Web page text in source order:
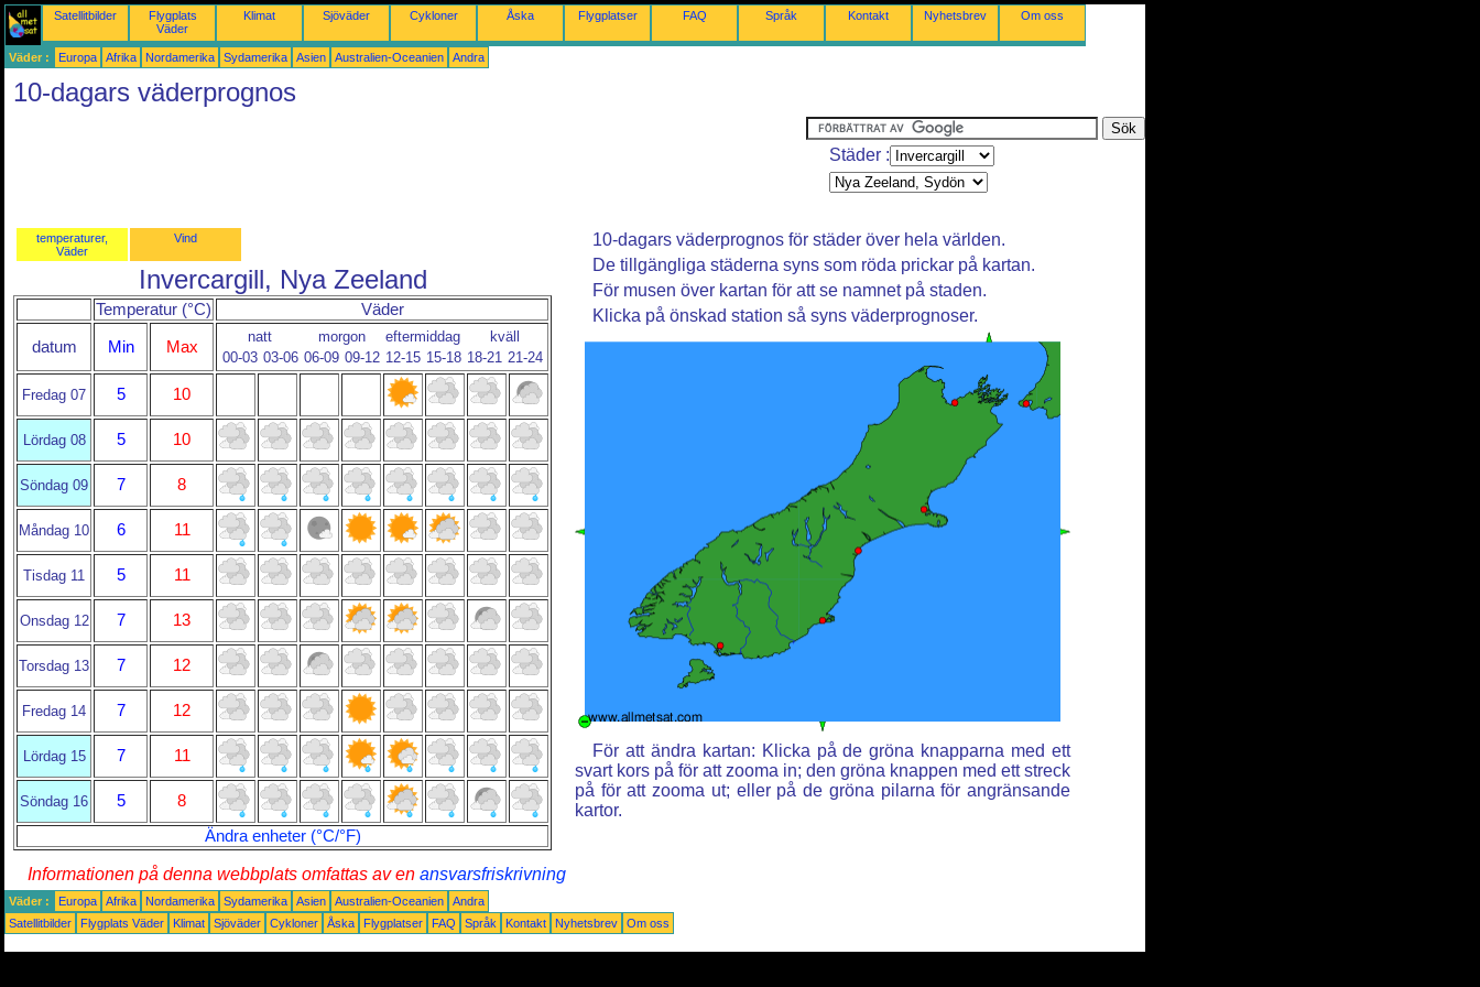
Satellitbilder
Flygplats
Väder
Klimat Sjöväder Cykloner Åska Flygplatser FAQ Språk Kontakt Nyhetsbrev Om oss
Väder : Europa Afrika Nordamerika Sydamerika Asien Australien-Oceanien Andra
10-dagars väderprognos
Städer :
temperaturer,
Väder
Vind
Invercargill, Nya Zeeland
Temperatur (°C) Väder
datum Min Max
natt morgon eftermiddag
kväll
00-03 03-06 06-09 09-12 12-15 15-18 18-21 21-24
Fredag 07 5 10
Lördag 08 5 10
Söndag 09 7 8
Måndag 10 6 11
Tisdag 11 5 11
Onsdag 12 7 13
Torsdag 13 7 12
Fredag 14 7 12
Lördag 15 7 11
Söndag 16 5
8
Ändra enheter (°C/°F)
10-dagars väderprognos för städer över hela världen.
De tillgängliga städerna syns som röda prickar på kartan.
För musen över kartan för att se namnet på staden.
Klicka på önskad station så syns väderprognoser.
För att ändra kartan: Klicka på de gröna knapparna med ett
svart kors på för att zooma in; den gröna knappen med ett streck
på för att zooma ut; eller på de gröna pilarna för angränsande
kartor.
Informationen på denna webbplats omfattas av en ansvarsfriskrivning
Väder : Europa Afrika Nordamerika Sydamerika Asien Australien-Oceanien
Andra
Satellitbilder
Flygplats Väder Klimat Sjöväder Cykloner Åska Flygplatser FAQ Språk Kontakt Nyhetsbrev Om oss